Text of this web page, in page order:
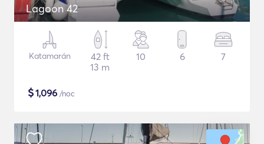
Lagoon 42
Katamarán
42 ft
13 m
10 6 7
$1,096 /noc